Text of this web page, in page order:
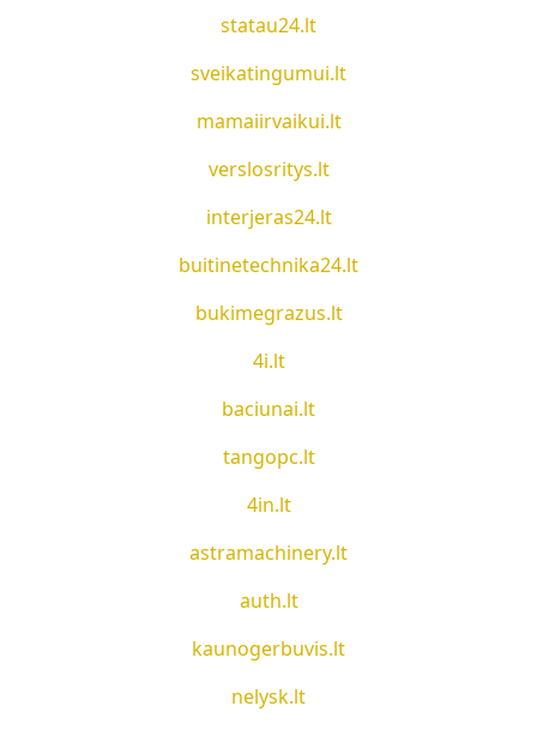
statau24.lt
sveikatingumui.lt
mamaiirvaikui.lt
verslosritys.lt
interjeras24.lt
buitinetechnika24.lt
bukimegrazus.lt
4i.lt
baciunai.lt
tangopc.lt
4in.lt
astramachinery.lt
auth.lt
kaunogerbuvis.lt
nelysk.lt